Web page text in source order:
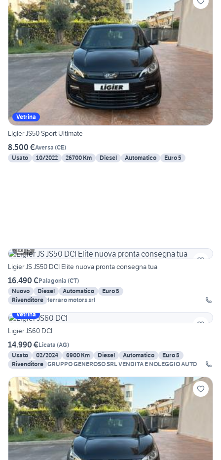
Vetrina
Ligier JS50 Sport Ultimate
8.500 €Aversa (CE)
Usato
10/2022 26700 Km Diesel Automatico Euro 5
15
Ligier JS JS50 DCI Elite nuova pronta consegna tua
16.490 €Palagonia (CT)
Nuovo
Diesel Automatico
Euro 5
Rivenditore ferraro motors srl
Vetrina
Ligier JS60 DCI
14.990 €Licata (AG)
Usato
02/2024 6900 Km Diesel Automatico
Euro 5
Rivenditore GRUPPO GENEROSO SRL VENDITA E NOLEGGIO AUTO